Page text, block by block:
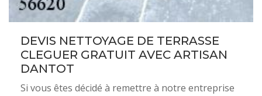
DEVIS NETTOYAGE DE TERRASSE
CLEGUER GRATUIT AVEC ARTISAN
DANTOT
Si vous êtes décidé à remettre à notre entreprise